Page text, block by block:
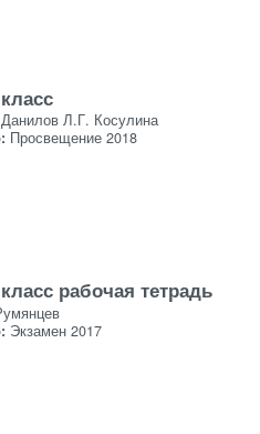
Л.Г. Косулина
Просвещение 2018
рабочая тетрадь
Экзамен 2017